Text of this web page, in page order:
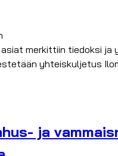
merkittiin tiedoksi
yhteiskuljetus
ja